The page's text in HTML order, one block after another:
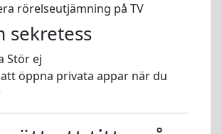
rörelseutjämning på TV
sekretess
Stör ej
öppna privata appar när du